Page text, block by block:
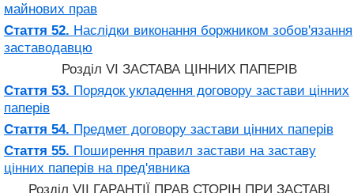
майнових прав
Стаття 52. Наслідки виконання боржником зобов'язання
заставодавцю
Розділ VI ЗАСТАВА ЦІННИХ ПАПЕРІВ
Стаття 53. Порядок укладення договору застави цінних
паперів
Стаття 54. Предмет договору застави цінних паперів
Стаття 55. Поширення правил застави на заставу
цінних паперів на пред'явника
Розділ VII ГАРАНТІЇ ПРАВ СТОРІН ПРИ ЗАСТАВІ